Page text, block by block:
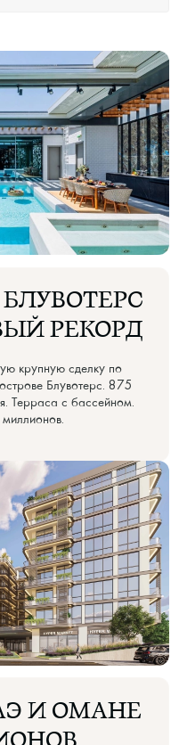
РЕКОРД
крупную сделку по
Блувотерс. 875
Терраса с бассейном.
И ОМАНЕ